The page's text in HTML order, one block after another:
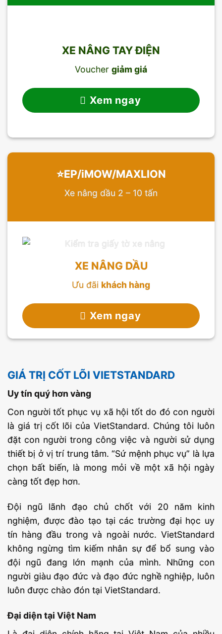
XE NÂNG TAY ĐIỆN
Voucher giảm giá
Xem ngay
⭐️EP/iMOW/MAXLION
Xe nâng dầu 2 – 10 tấn
XE NÂNG DẦU
Ưu đãi khách hàng
Xem ngay
GIÁ TRỊ CỐT LÕI VIETSTANDARD
Uy tín quý hơn vàng
Con người tốt phục vụ xã hội tốt do đó con người
là giá trị cốt lõi của VietStandard. Chúng tôi luôn
đặt con người trong công việc và người sử dụng
thiết bị ở vị trí trung tâm. “Sứ mệnh phục vụ” là lựa
chọn bất biến, là mong mỏi về một xã hội ngày
càng tốt đẹp hơn.
Đội ngũ lãnh đạo chủ chốt với 20 năm kinh
nghiệm, được đào tạo tại các trường đại học uy
tín hàng đầu trong và ngoài nước. VietStandard
không ngừng tìm kiếm nhân sự để bổ sung vào
đội ngũ đang lớn mạnh của mình. Những con
người giàu đạo đức và đạo đức nghề nghiệp, luôn
luôn được chào đón tại VietStandard.
Đại diện tại Việt Nam